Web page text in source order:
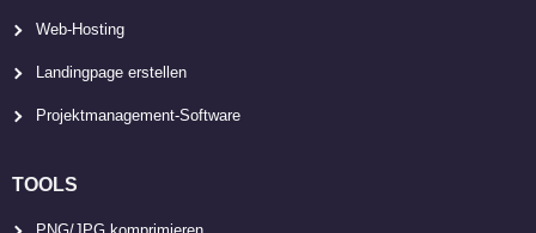
Web-Hosting
Landingpage erstellen
Projektmanagement-Software
TOOLS